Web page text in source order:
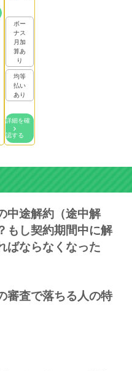
ボー
ナス
月加
算あ
り
均等
払い
あり
詳細を確
認する
中途解約（途中解
もし契約期間中に解
ばならなくなった
審査で落ちる人の特